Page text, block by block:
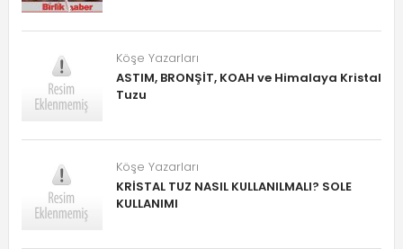
Köşe Yazarları
ASTIM, BRONŞİT, KOAH ve Himalaya Kristal
Tuzu
Köşe Yazarları
KRİSTAL TUZ NASIL KULLANILMALI? SOLE
KULLANIMI